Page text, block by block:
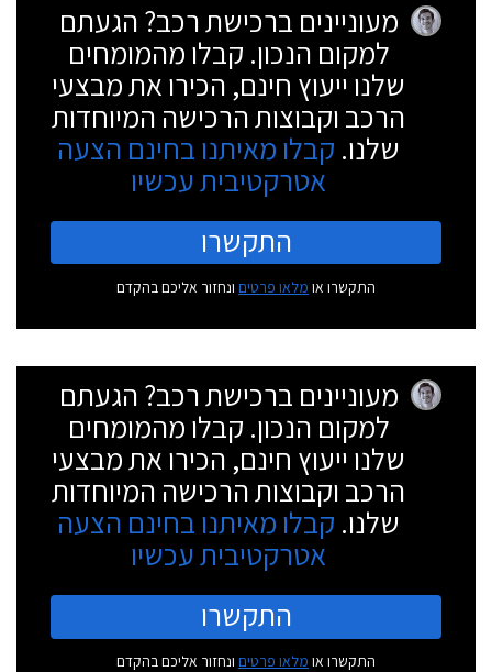
מעוניינים ברכישת רכב? הגעתם
למקום הנכון. קבלו מהמומחים
שלנו ייעוץ חינם, הכירו את מבצעי
הרכב וקבוצות הרכישה המיוחדות
שלנו. קבלו מאיתנו בחינם הצעה
אטרקטיבית עכשיו
התקשרו
התקשרו או מלאו פרטים ונחזור אליכם בהקדם
מעוניינים ברכישת רכב? הגעתם
למקום הנכון. קבלו מהמומחים
שלנו ייעוץ חינם, הכירו את מבצעי
הרכב וקבוצות הרכישה המיוחדות
שלנו. קבלו מאיתנו בחינם הצעה
אטרקטיבית עכשיו
התקשרו
התקשרו או מלאו פרטים ונחזור אליכם בהקדם